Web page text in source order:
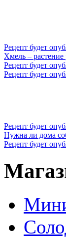
Рецепт будет
Xмель –
Рецепт будет
Рецепт будет
Рецепт будет
Нужна ли дома
Рецепт будет